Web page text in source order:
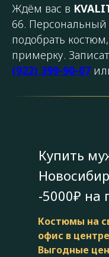
Ждём вас в
66.
подобрать
примерку.
(922) 399-90-07
Купить
-5000₽ на
Костюмы на
офис в
Выгодные